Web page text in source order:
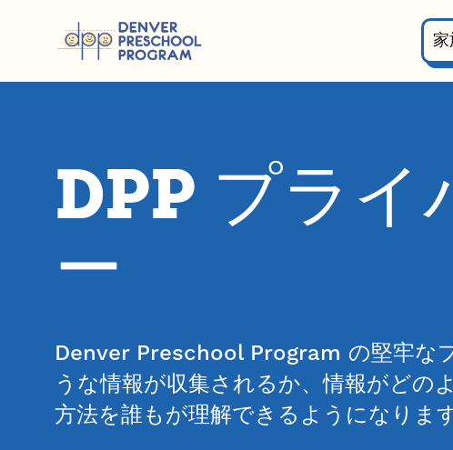
家
DPP プライ
ー
Denver Preschool Program の堅牢な
うな情報が収集されるか、情報がどの
方法を誰もが理解できるようになります